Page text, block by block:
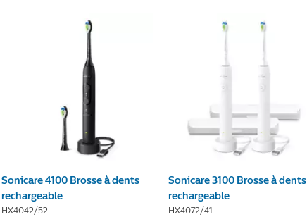
Sonicare 4100 Brosse à dents
rechargeable
HX4042/52
Sonicare 3100 Brosse à dents
rechargeable
HX4072/41